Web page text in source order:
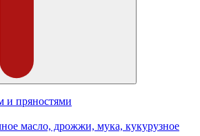
и пряностями
масло, дрожжи, мука, кукурузное